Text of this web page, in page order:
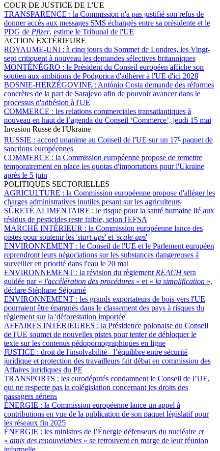
COUR DE JUSTICE DE L'UE
TRANSPARENCE : la Commission n'a pas justifié son refus de
donner accès aux messages SMS échangés entre sa présidente et le
PDG de Pfizer, estime le Tribunal de l'UE
ACTION EXTÉRIEURE
ROYAUME-UNI : à cinq jours du Sommet de Londres, les Vingt-
sept critiquent à nouveau les demandes sélectives britanniques
MONTÉNÉGRO : le Président du Conseil européen affiche son
soutien aux ambitions de Podgorica d'adhérer à l'UE d'ici 2028
BOSNIE-HERZÉGOVINE : António Costa demande des réformes
concrètes de la part de Sarajevo afin de pouvoir avancer dans le
processus d'adhésion à l'UE
COMMERCE : les relations commerciales transatlantiques à
nouveau en haut de l’agenda du Conseil ‘Commerce’, jeudi 15 mai
Invasion Russe de l'Ukraine
RUSSIE : accord unanime au Conseil de l'UE sur un 17e paquet de
sanctions européennes
COMMERCE : la Commission européenne propose de remettre
temporairement en place les quotas d'importations pour l'Ukraine
après le 5 juin
POLITIQUES SECTORIELLES
AGRICULTURE : la Commission européenne propose d'alléger les
charges administratives inutiles pesant sur les agriculteurs
SÛRETÉ ALIMENTAIRE : le risque pour la santé humaine lié aux
résidus de pesticides reste faible, selon l'EFSA
MARCHÉ INTÉRIEUR : la Commission européenne lance des
pistes pour soutenir les 'start-ups' et 'scale-ups'
ENVIRONNEMENT : le Conseil de l'UE et le Parlement européen
reprendront leurs négociations sur les substances dangereuses à
surveiller en priorité dans l'eau le 20 mai
ENVIRONNEMENT : la révision du règlement REACHsera
guidée par « l'accélération des procédures » et « la simplification »,
déclare Stéphane Séjourné
ENVIRONNEMENT : les grands exportateurs de bois vers l'UE
pourraient être épargnés dans le classement des pays à risques du
règlement sur la 'déforestation importée'
AFFAIRES INTÉRIEURES : la Présidence polonaise du Conseil
de l'UE soumet de nouvelles pistes pour tenter de débloquer le
texte sur les contenus pédopornographiques en ligne
JUSTICE : droit de l'insolvabilité - l’équilibre entre sécurité
juridique et protection des travailleurs fait débat en commission des
Affaires juridiques du PE
TRANSPORTS : les eurodéputés condamnent le Conseil de l’UE,
qui ne respecte pas la colégislation concernant les droits des
passagers aériens
ÉNERGIE : la Commission européenne lance un appel à
contributions en vue de la publication de son paquet législatif pour
les réseaux fin 2025
ÉNERGIE : les ministres de l’Énergie défenseurs du nucléaire et
« amis des renouvelables » se retrouvent en marge de leur réunion